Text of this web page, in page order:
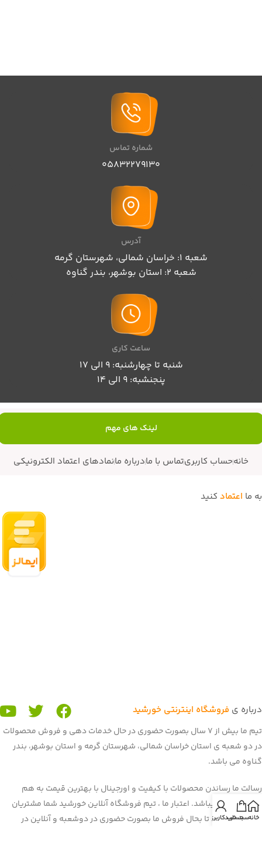
شماره تماس
05832279130
آدرس
شعبه 1: خراسان شمالی، شهرستان گرمه
شعبه 2: استان بوشهر، بندر گناوه
ساعت کاری
شنبه تا چهارشنبه: 9 الی 17
پنجنشبه: 9 الی 14
لینک های مهم
خانهحساب کاربریتماس با مادرباره مانمادهای اعتماد الکترونیکی
درباره ی فروشگاه اینترنتی خورشید
تیم ما بیش از 7 سال بصورت حضوری در حال خدمات دهی و فروش محصولات
در دو شعبه ی استان خراسان شمالی، شهرستان گرمه و استان بوشهر، بندر
گناوه می باشد.
رسالت ما رساندن محصولات با کیفیت و اورجینال با بهترین قیمت به هم
میهنان عزیز میباشد. اعتبار ما ، تیم فروشگاه آنلاین خورشید شما مشتریان
عزیز می باشید. تا بحال فروش ما بصورت حضوری در دوشعبه و آنلاین در
به ما اعتماد کنید
خانهسبد خرید
حساب کاربری من